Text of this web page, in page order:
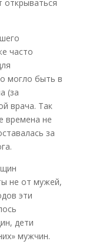
открываться
часто
могло быть в
(за
врача. Так
времена не
за
не от мужей,
эти
дети
мужчин.